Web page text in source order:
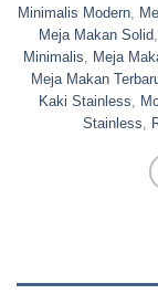
Minimalis Modern,
Meja Makan Solid
Minimalis
Meja
Meja Makan
Kaki Stainless
Stainless